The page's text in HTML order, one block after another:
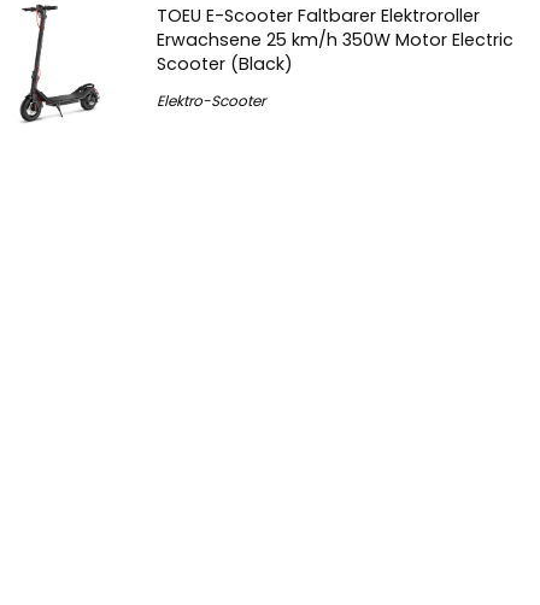
TOEU E-Scooter Faltbarer Elektroroller
Erwachsene 25 km/h 350W Motor Electric
Scooter (Black)
Elektro-Scooter